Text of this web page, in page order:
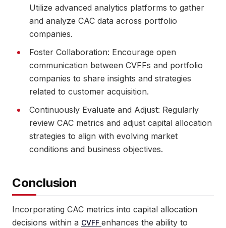
Utilize advanced analytics platforms to gather
and analyze CAC data across portfolio
companies.
Foster Collaboration: Encourage open
communication between CVFFs and portfolio
companies to share insights and strategies
related to customer acquisition.
Continuously Evaluate and Adjust: Regularly
review CAC metrics and adjust capital allocation
strategies to align with evolving market
conditions and business objectives.
Conclusion
Incorporating CAC metrics into capital allocation
decisions within a CVFF enhances the ability to